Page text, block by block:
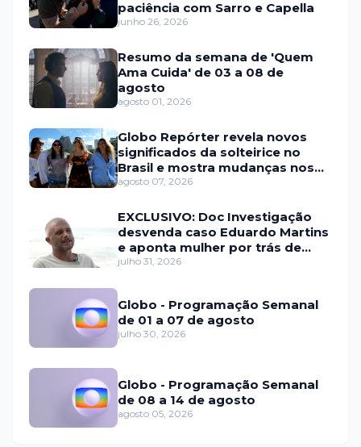
paciência com Sarro e Capella
junho 26, 2026
Resumo da semana de 'Quem
Ama Cuida' de 03 a 08 de
agosto
agosto 01, 2026
Globo Repórter revela novos
significados da solteirice no
Brasil e mostra mudanças nos
relacionamentos
agosto 07, 2026
EXCLUSIVO: Doc Investigação
desvenda caso Eduardo Martins
e aponta mulher por trás de
fraude internacional
julho 31, 2026
Globo - Programação Semanal
de 01 a 07 de agosto
julho 30, 2026
Globo - Programação Semanal
de 08 a 14 de agosto
agosto 05, 2026